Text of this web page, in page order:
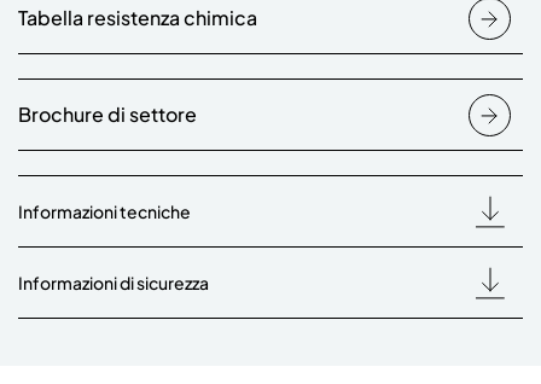
Tabella resistenza chimica
Brochure di settore
Informazioni tecniche
Informazioni di sicurezza